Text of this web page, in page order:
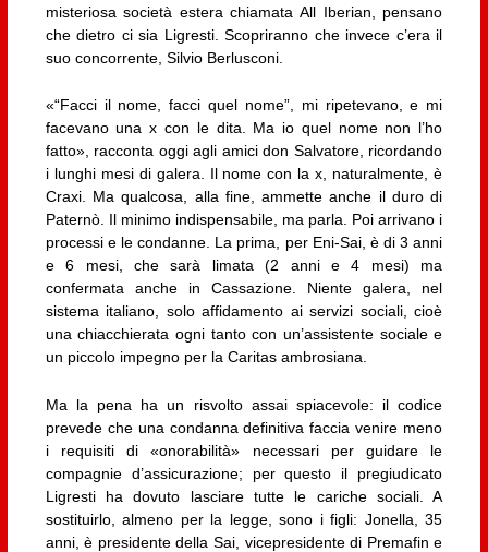
misteriosa società estera chiamata All Iberian, pensano
che dietro ci sia Ligresti. Scopriranno che invece c’era il
suo concorrente, Silvio Berlusconi.
«“Facci il nome, facci quel nome”, mi ripetevano, e mi
facevano una x con le dita. Ma io quel nome non l’ho
fatto», racconta oggi agli amici don Salvatore, ricordando
i lunghi mesi di galera. Il nome con la x, naturalmente, è
Craxi. Ma qualcosa, alla fine, ammette anche il duro di
Paternò. Il minimo indispensabile, ma parla. Poi arrivano i
processi e le condanne. La prima, per Eni-Sai, è di 3 anni
e 6 mesi, che sarà limata (2 anni e 4 mesi) ma
confermata anche in Cassazione. Niente galera, nel
sistema italiano, solo affidamento ai servizi sociali, cioè
una chiacchierata ogni tanto con un’assistente sociale e
un piccolo impegno per la Caritas ambrosiana.
Ma la pena ha un risvolto assai spiacevole: il codice
prevede che una condanna definitiva faccia venire meno
i requisiti di «onorabilità» necessari per guidare le
compagnie d’assicurazione; per questo il pregiudicato
Ligresti ha dovuto lasciare tutte le cariche sociali. A
sostituirlo, almeno per la legge, sono i figli: Jonella, 35
anni, è presidente della Sai, vicepresidente di Premafin e